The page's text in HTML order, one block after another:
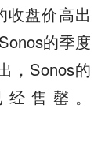
收盘价高出
的季度
，Sonos的
售罄。